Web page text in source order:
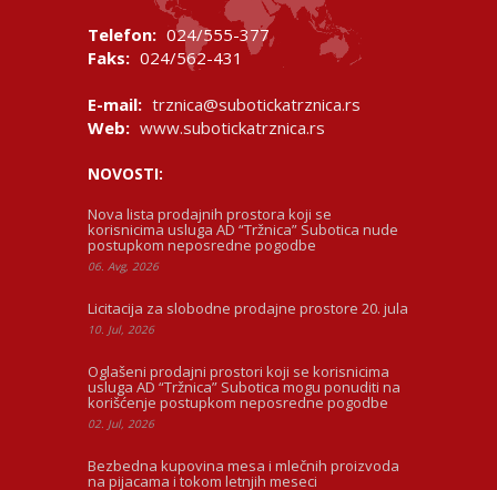
Telefon: 024/555-377
Faks: 024/562-431
E-mail: trznica@subotickatrznica.rs
Web: www.subotickatrznica.rs
NOVOSTI:
Nova lista prodajnih prostora koji se
korisnicima usluga AD “Tržnica” Subotica nude
postupkom neposredne pogodbe
06. Avg, 2026
Licitacija za slobodne prodajne prostore 20. jula
10. Jul, 2026
Oglašeni prodajni prostori koji se korisnicima
usluga AD “Tržnica” Subotica mogu ponuditi na
korišćenje postupkom neposredne pogodbe
02. Jul, 2026
Bezbedna kupovina mesa i mlečnih proizvoda
na pijacama i tokom letnjih meseci